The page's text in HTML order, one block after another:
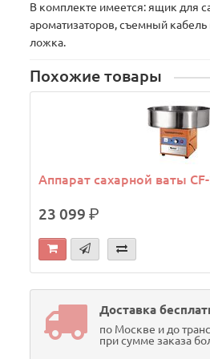
В комплекте имеется: ящик для
ароматизаторов, съемный кабель
ложка.
Похожие товары
Аппарат сахарной ваты
23 099р.
Доставка
по Москве и до
при сумме заказа